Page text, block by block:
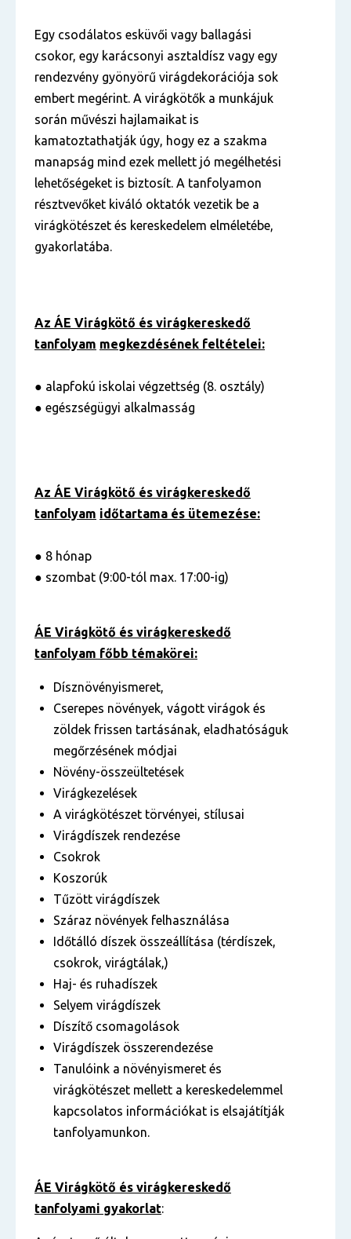
Egy csodálatos esküvői vagy ballagási
csokor, egy karácsonyi asztaldísz vagy egy
rendezvény gyönyörű virágdekorációja sok
embert megérint. A virágkötők a munkájuk
során művészi hajlamaikat is
kamatoztathatják úgy, hogy ez a szakma
manapság mind ezek mellett jó megélhetési
lehetőségeket is biztosít. A tanfolyamon
résztvevőket kiváló oktatók vezetik be a
virágkötészet és kereskedelem elméletébe,
gyakorlatába.
Az ÁE Virágkötő és virágkereskedő
tanfolyam megkezdésének feltételei:
● alapfokú iskolai végzettség (8. osztály)
● egészségügyi alkalmasság
Az ÁE Virágkötő és virágkereskedő
tanfolyam időtartama és ütemezése:
● 8 hónap
● szombat (9:00-tól max. 17:00-ig)
ÁE Virágkötő és virágkereskedő
tanfolyam főbb témakörei:
Dísznövényismeret,
Cserepes növények, vágott virágok és
zöldek frissen tartásának, eladhatóságuk
megőrzésének módjai
Növény-összeültetések
Virágkezelések
A virágkötészet törvényei, stílusai
Virágdíszek rendezése
Csokrok
Koszorúk
Tűzött virágdíszek
Száraz növények felhasználása
Időtálló díszek összeállítása (térdíszek,
csokrok, virágtálak,)
Haj- és ruhadíszek
Selyem virágdíszek
Díszítő csomagolások
Virágdíszek összerendezése
Tanulóink a növényismeret és
virágkötészet mellett a kereskedelemmel
kapcsolatos információkat is elsajátítják
tanfolyamunkon.
ÁE Virágkötő és virágkereskedő
tanfolyami gyakorlat: